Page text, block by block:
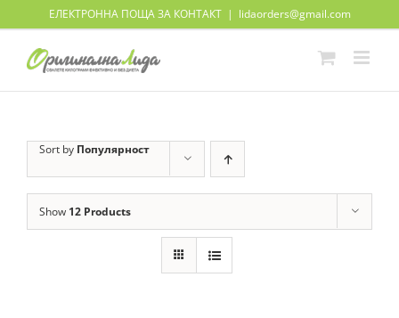
ЕЛЕКТРОННА ПОЩА ЗА КОНТАКТ | lidaorders@gmail.com
Sort by Популярност
Show 12 Products